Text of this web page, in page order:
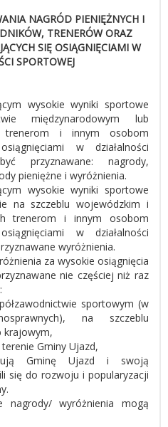
NAGRÓD PIENIĘŻNYCH I
TRENERÓW ORAZ
SIĘ OSIĄGNIĘCIAMI W
SPORTOWEJ
wysokie wyniki sportowe
międzynarodowym lub
i innym osobom
w działalności
przyznawane: nagrody,
pieniężne i wyróżnienia.
wysokie wyniki sportowe
na szczeblu wojewódzkim i
trenerom i innym osobom
w działalności
wyróżnienia.
za wysokie osiągnięcia
nie częściej niż raz
sportowym (w
na szczeblu
krajowym,
Gminy Ujazd,
Gminę Ujazd i swoją
się do rozwoju i popularyzacji
nagrody/ wyróżnienia mogą